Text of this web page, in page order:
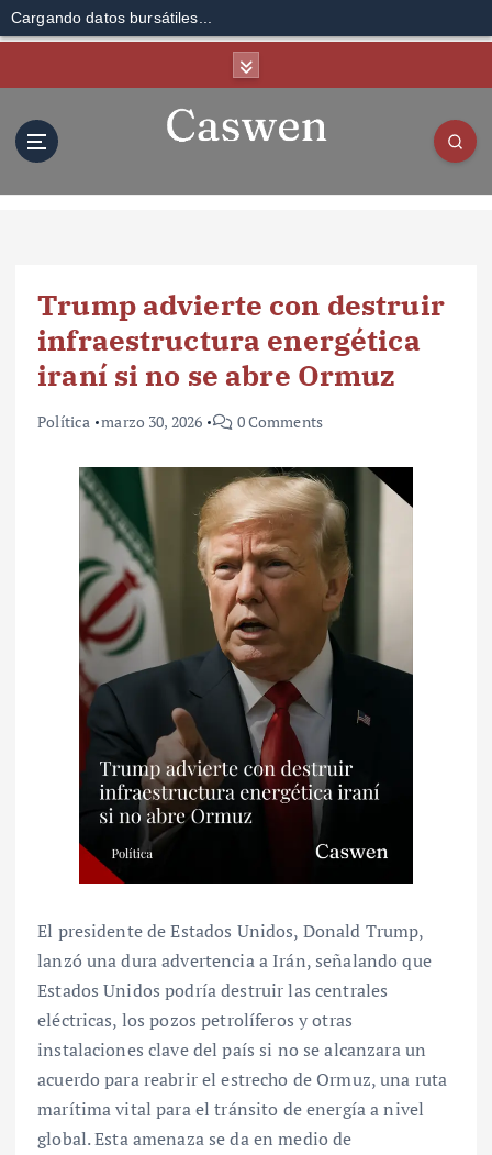
Cargando datos bursátiles...
Trump advierte con destruir
infraestructura energética
iraní si no se abre Ormuz
Política marzo 30, 2026 0 Comments
El presidente de Estados Unidos, Donald Trump,
lanzó una dura advertencia a Irán, señalando que
Estados Unidos podría destruir las centrales
eléctricas, los pozos petrolíferos y otras
instalaciones clave del país si no se alcanzara un
acuerdo para reabrir el estrecho de Ormuz, una ruta
marítima vital para el tránsito de energía a nivel
global. Esta amenaza se da en medio de